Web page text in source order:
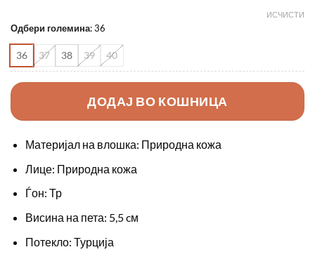
Одбери големина:36
36 37 38 39 40
ИСЧИСТИ
ДОДАЈ ВО КОШНИЦА
Материјал на влошка: Природна кожа
Лице: Природна кожа
Ѓон: Тр
Висина на пета: 5,5 cм
Потекло: Турција